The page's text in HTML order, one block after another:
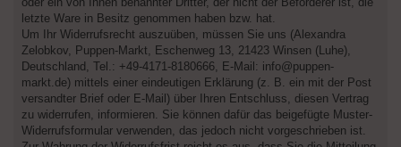
letzte Ware in Besitz genommen haben bzw. hat.
Um Ihr Widerrufsrecht auszuüben, müssen Sie uns (Alexandra
Zelobkov, Puppen-Markt, Eschenweg 13, 21423 Winsen (Luhe),
Deutschland, Tel.: +49-4171-8180666, E-Mail: info@puppen-
markt.de) mittels einer eindeutigen Erklärung (z. B. ein mit der Post
versandter Brief oder E-Mail) über Ihren Entschluss, diesen Vertrag
zu widerrufen, informieren. Sie können dafür das beigefügte Muster-
Widerrufsformular verwenden, das jedoch nicht vorgeschrieben ist.